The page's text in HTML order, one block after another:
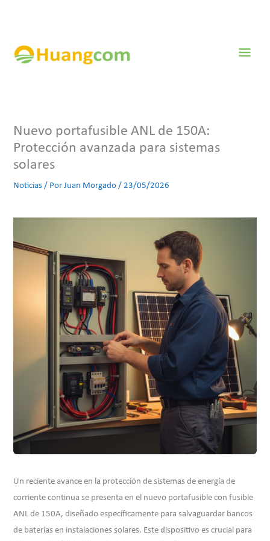
Nuevo portafusible ANL de 150A:
Protección avanzada para sistemas
solares
Noticias / PorJuan Morgado/23/05/2026
Un reciente avance en la protección de sistemas de energía de
corriente continua se presenta en el nuevo portafusible con fusible
ANL de 150A, diseñado específicamente para salvaguardar bancos
de baterías en instalaciones solares. Este dispositivo es crucial para